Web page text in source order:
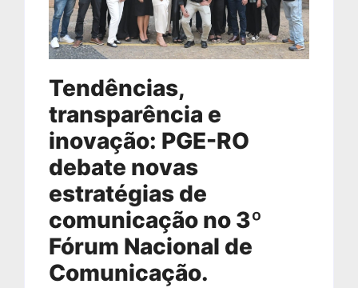
Tendências,
transparência e
inovação: PGE-RO
debate novas
estratégias de
comunicação no 3º
Fórum Nacional de
Comunicação.